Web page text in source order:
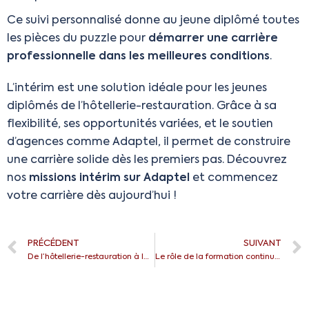
Ce suivi personnalisé donne au jeune diplômé toutes
les pièces du puzzle pour démarrer une carrière
professionnelle dans les meilleures conditions.
L’intérim est une solution idéale pour les jeunes
diplômés de l’hôtellerie-restauration. Grâce à sa
flexibilité, ses opportunités variées, et le soutien
d’agences comme Adaptel, il permet de construire
une carrière solide dès les premiers pas. Découvrez
nos missions intérim sur Adaptel et commencez
votre carrière dès aujourd’hui !
PRÉCÉDENT
De l’hôtellerie-restauration à la gestion des talents : découvrez les opportunités de carrière chez Adaptel
SUIVANT
Le rôle de la formation continue dans l’intérim en hôtellerie-restauration